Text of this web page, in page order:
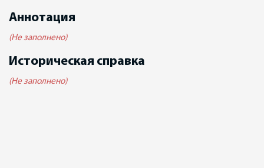
Аннотация
(Не заполнено)
Историческая справка
(Не заполнено)